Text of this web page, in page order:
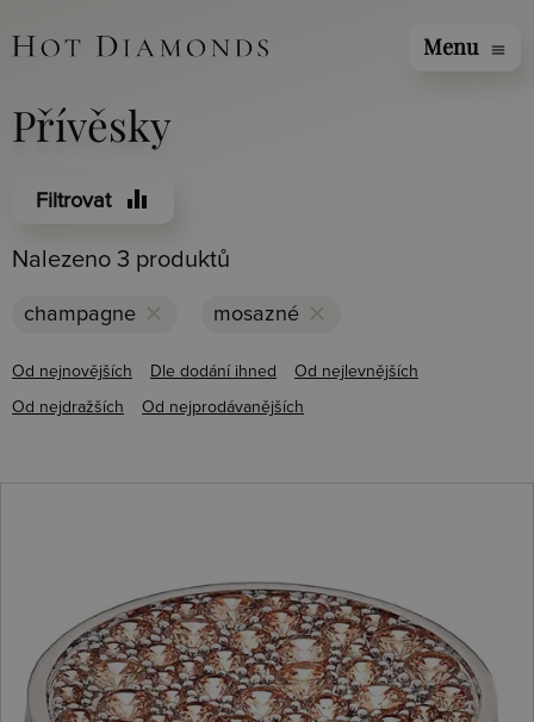
Menu menu
Přívěsky
Filtrovat equalizer
Nalezeno 3 produktů
champagne clear mosazné clear
Od nejnovějších Dle dodání ihned Od nejlevnějších
Od nejdražších Od nejprodávanějších